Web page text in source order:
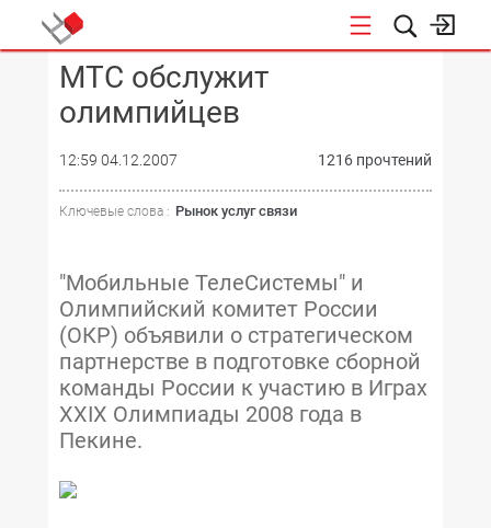
КОНФЕРЕНЦИИ
МТС обслужит
олимпийцев
12:59 04.12.2007 1216 прочтений
Ключевые слова : Рынок услуг связи
"Мобильные ТелеСистемы" и
Олимпийский комитет России
(ОКР) объявили о стратегическом
партнерстве в подготовке сборной
команды России к участию в Играх
XXIX Олимпиады 2008 года в
Пекине.